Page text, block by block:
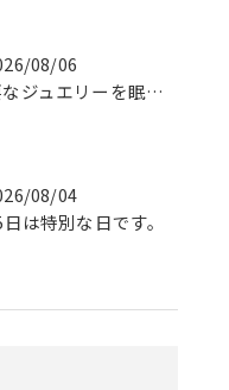
08/06
不要なジュエリーを眠らせていませんか？
08/04
は特別な日です。